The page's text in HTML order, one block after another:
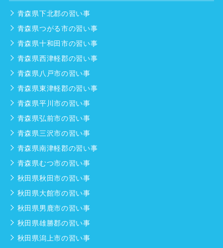
青森県下北郡の習い事
青森県つがる市の習い事
青森県十和田市の習い事
青森県西津軽郡の習い事
青森県八戸市の習い事
青森県東津軽郡の習い事
青森県平川市の習い事
青森県弘前市の習い事
青森県三沢市の習い事
青森県南津軽郡の習い事
青森県むつ市の習い事
秋田県秋田市の習い事
秋田県大館市の習い事
秋田県男鹿市の習い事
秋田県雄勝郡の習い事
秋田県潟上市の習い事